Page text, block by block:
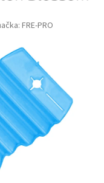
FRE-PRO